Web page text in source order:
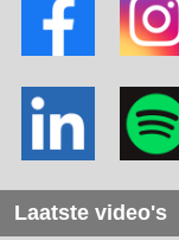
Laatste video's